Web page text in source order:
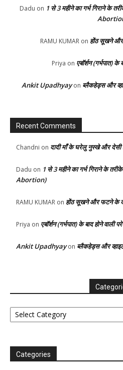
Dadu on 1 से 3 महीने का गर्भ गिराने के
RAMU KUMAR on होंठ सूखने और
Priya on एबॉर्शन (गर्भपात) के
Ankit Upadhyayon ब्लैकहेड्स और
Recent Comments
Chandni on दादी माँ के घरेलु नुस्खे और देसी
Dadu on 1 से 3 महीने का गर्भ गिराने के
Abortion)
RAMU KUMAR on होंठ सूखने और फटने के
Priya on एबॉर्शन (गर्भपात) के बाद होने वाली
Ankit Upadhyayon ब्लैकहेड्स और
Categories
Categories